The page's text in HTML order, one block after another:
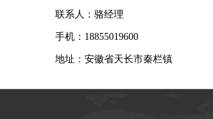
联系人：骆经理
手机：18855019600
地址：安徽省天长市秦栏镇